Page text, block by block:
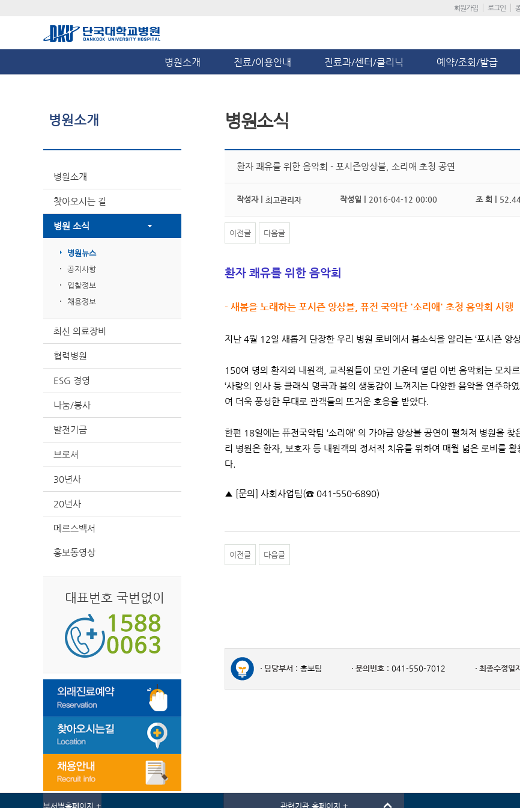
회원가입 로그인
병원소개 진료/이용안내 진료과/센터/클리닉 예약/조회/발급
병원소개
병원소개
찾아오시는 길
병원 소식
병원뉴스
공지사항
입찰정보
채용정보
최신 의료장비
협력병원
ESG 경영
나눔/봉사
발전기금
브로셔
30년사
20년사
메르스백서
홍보동영상
대표번호 국번없이
병원소식
환자 쾌유를 위한 음악회 - 포시즌앙상블, 소리애 초청 공연
작성자 | 최고관리자 작성일 | 2016-04-12 00:00 조 회 |
이전글 다음글
환자 쾌유를 위한 음악회
- 새봄을 노래하는 포시즌 앙상블, 퓨전 국악단 '소리애' 초청 음악회 시행
지난 4월 12일 새롭게 단장한 우리 병원 로비에서 봄소식을 알리는 ‘포시즌 앙
150여 명의 환자와 내원객, 교직원들이 모인 가운데 열린 이번 음악회는 모차
‘사랑의 인사 등 클래식 명곡과 봄의 생동감이 느껴지는 다양한 음악을 연주
여 더욱 풍성한 무대로 관객들의 뜨거운 호응을 받았다.
한편 18일에는 퓨전국악팀 ‘소리애’ 의 가야금 앙상블 공연이 펼쳐져 병원을
리 병원은 환자, 보호자 등 내원객의 정서적 치유를 위하여 매월 넓은 로비를
다.
▲ [문의] 사회사업팀(☎ 041-550-6890)
이전글 다음글
담당부서 : 홍보팀 문의번호 : 041-550-7012 최종수정일
부서별홈페이지 + 관련기관 홈페이지 +